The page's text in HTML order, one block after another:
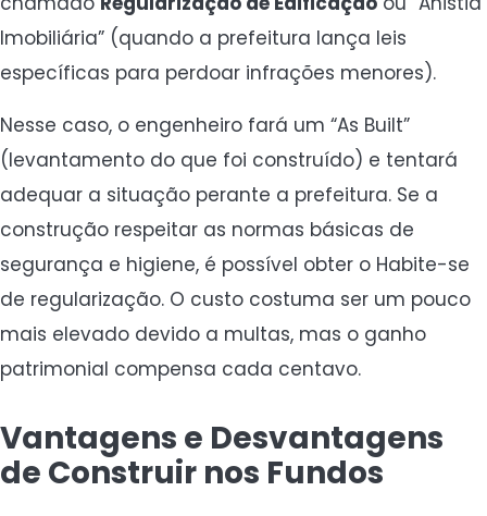
Imobiliária” (quando a prefeitura lança leis
específicas para perdoar infrações menores).
Nesse caso, o engenheiro fará um “As Built”
(levantamento do que foi construído) e tentará
adequar a situação perante a prefeitura. Se a
construção respeitar as normas básicas de
segurança e higiene, é possível obter o Habite-se
de regularização. O custo costuma ser um pouco
mais elevado devido a multas, mas o ganho
patrimonial compensa cada centavo.
Vantagens e Desvantagens
de Construir nos Fundos